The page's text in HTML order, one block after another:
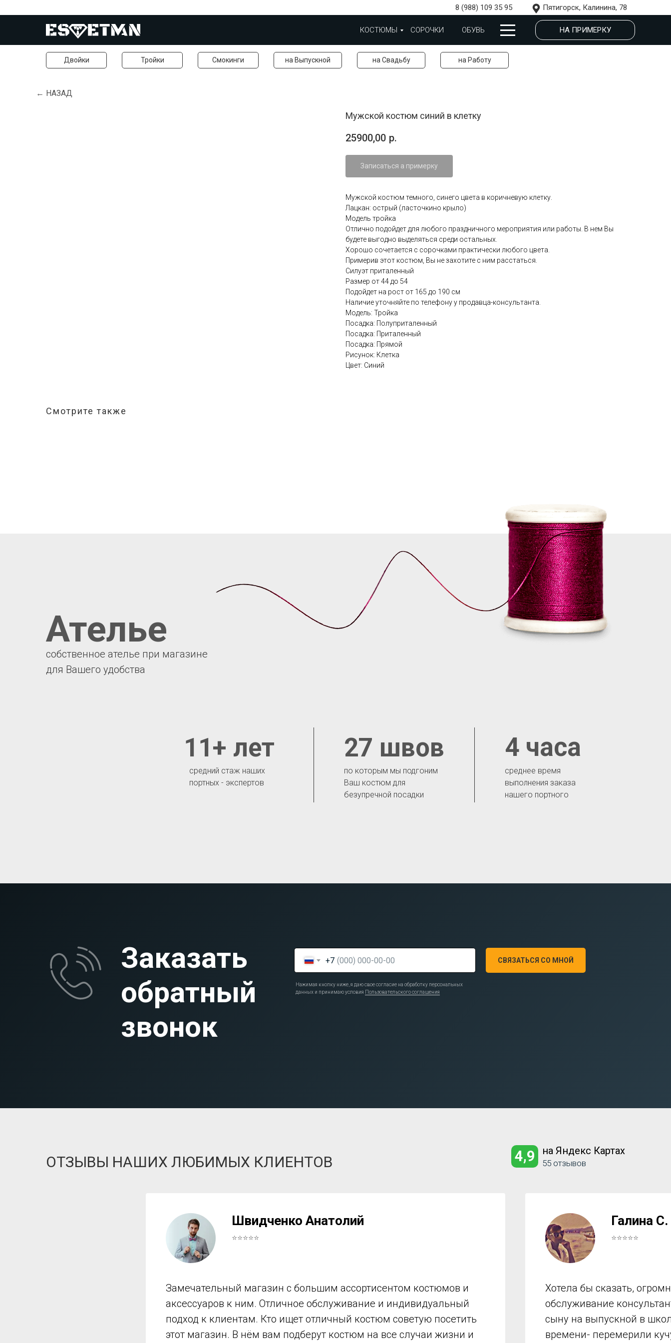
8 (988) 109 35 95 Пятигорск, Калинина, 78
КОСТЮМЫ СОРОЧКИ ОБУВЬ НА ПРИМЕРКУ
Двойки Тройки Смокинги на Выпускной на Свадьбу на Работу
← НАЗАД
Мужской костюм синий в клетку
25900,00 р.
Записаться а примерку
Мужской костюм темного, синего цвета в коричневую клетку.
Лацкан: острый (ласточкино крыло)
Модель тройка
Отлично подойдет для любого праздничного мероприятия или работы. В нем Вы
будете выгодно выделяться среди остальных.
Хорошо сочетается с сорочками практически любого цвета.
Примерив этот костюм, Вы не захотите с ним расстаться.
Силуэт приталенный
Размер от 44 до 54
Подойдет на рост от 165 до 190 см
Наличие уточняйте по телефону у продавца-консультанта.
Модель: Тройка
Посадка: Полуприталенный
Посадка: Приталенный
Посадка: Прямой
Рисунок: Клетка
Цвет: Синий
Смотрите также
среднее время
выполнения заказа
нашего портного
4 часа
по которым мы подгоним
Ваш костюм для
безупречной посадки
27 швов
средний стаж наших
портных - экспертов
11+ лет
Ателье
собственное ателье при магазине
для Вашего удобства
Заказать
обратный
звонок
+7 СВЯЗАТЬСЯ СО МНОЙ
Нажимая кнопку ниже, я даю свое согласие на обработку персональных
данных и принимаю условия Пользовательского соглашения
55 отзывов
на Яндекс Картах
4,9
ОТЗЫВЫ НАШИХ ЛЮБИМЫХ КЛИЕНТОВ
Швидченко Анатолий
⭐⭐⭐⭐⭐
Замечательный магазин с большим ассортисентом костюмов и
аксессуаров к ним. Отличное обслуживание и индивидуальный
подход к клиентам. Кто ищет отличный костюм советую посетить
этот магазин. В нём вам подберут костюм на все случаи жизни и
Галина С.
⭐⭐⭐⭐⭐
Хотела бы сказать,
обслуживание
сыну на выпускной в
времени- перемерили